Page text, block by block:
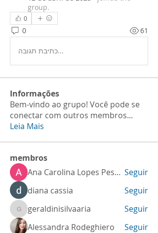
group.
0
0 61
כתיבת תגובה...
Informações
Bem-vindo ao grupo! Você pode se
conectar com outros membros...
Leia Mais
membros
Ana Carolina Lopes Pessoa Seguir
diana cassia
Seguir
geraldinisilvaaria
geraldinisilvaaria
Seguir
Alessandra Rodeghiero
Seguir